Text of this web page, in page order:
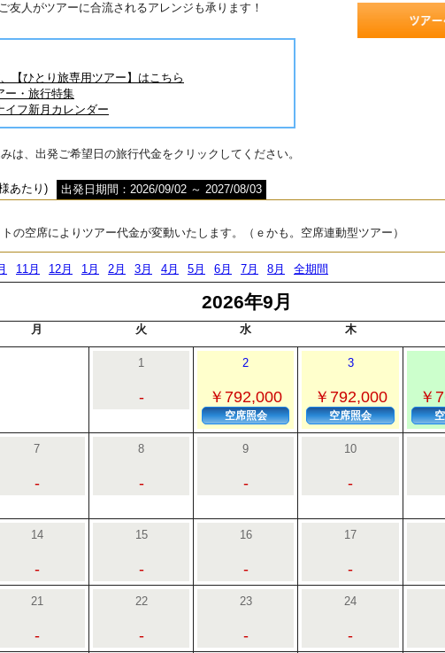
人がツアーに合流されるアレンジも承ります！
【ひとり旅専用ツアー】はこちら
ー・旅行特集
イフ新月カレンダー
は、出発ご希望日の旅行代金をクリックしてください。
あたり)
出発日期間：2026/09/02 ～ 2027/08/03
の空席によりツアー代金が変動いたします。（ｅかも。空席連動型ツアー）
11月 12月 1月 2月 3月 4月 5月 6月 7月 8月 全期間
2026年9月
月 火 水 木
1
-
2
￥792,000
空席照会
3
￥792,000
空席照会
￥
7
-
8
-
9
-
10
-
14
-
15
-
16
-
17
-
21
-
22
-
23
-
24
-